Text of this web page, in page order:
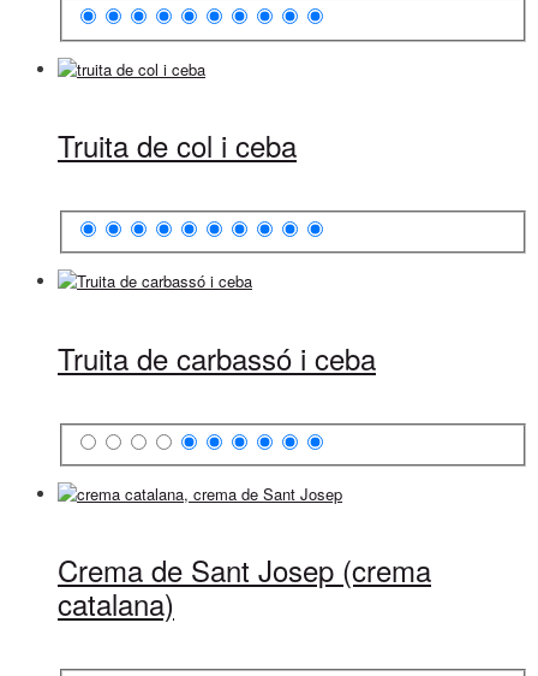
Truita de col i ceba
Truita de carbassó i ceba
Crema de Sant Josep (crema
catalana)